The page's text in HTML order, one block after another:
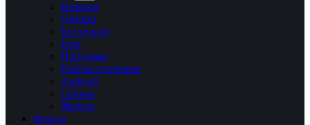
Новини
Обзори
Інструкції
Ігри
Програми
Робоче оточення
Android
Сервер
Железо
Форум